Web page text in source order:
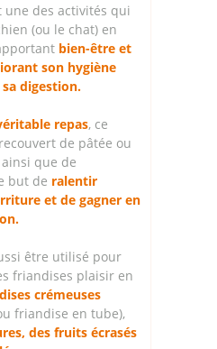
une des activités qui
(ou le chat) en
bien-être et
son hygiène
digestion.
repas, ce
de pâtée ou
que de
but de ralentir
et de gagner en
être utilisé pour
friandises plaisir en
crémeuses
friandise en tube),
des fruits écrasés